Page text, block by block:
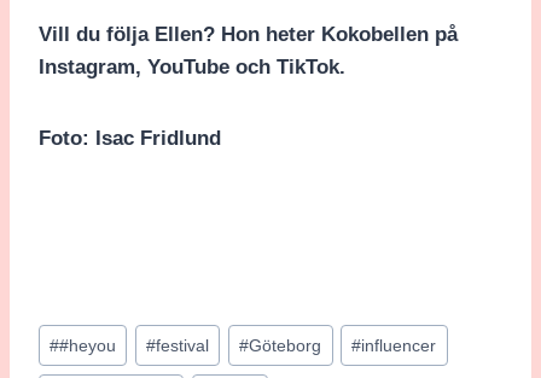
Vill du följa Ellen? Hon heter Kokobellen på
Instagram, YouTube och TikTok.
Foto: Isac Fridlund
Post
Tags:
##heyou #festival #Göteborg #influencer